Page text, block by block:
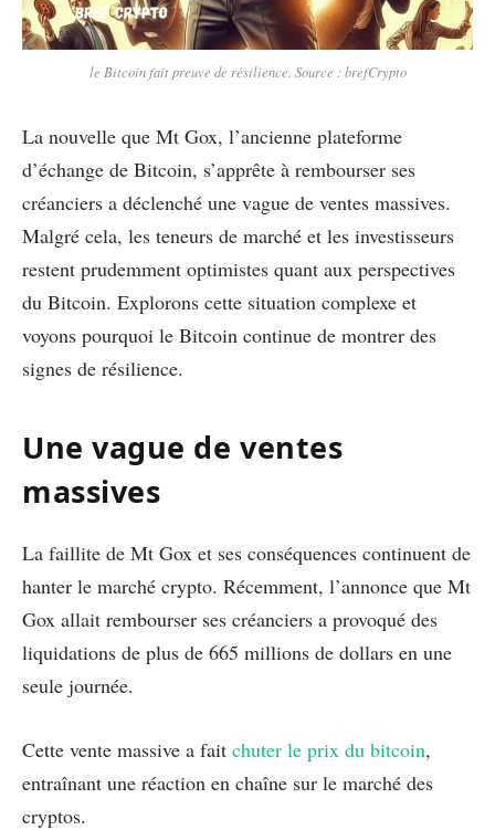
le Bitcoin fait preuve de résilience. Source : brefCrypto
La nouvelle que Mt Gox, l’ancienne plateforme
d’échange de Bitcoin, s’apprête à rembourser ses
créanciers a déclenché une vague de ventes massives.
Malgré cela, les teneurs de marché et les investisseurs
restent prudemment optimistes quant aux perspectives
du Bitcoin. Explorons cette situation complexe et
voyons pourquoi le Bitcoin continue de montrer des
signes de résilience.
Une vague de ventes
massives
La faillite de Mt Gox et ses conséquences continuent de
hanter le marché crypto. Récemment, l’annonce que Mt
Gox allait rembourser ses créanciers a provoqué des
liquidations de plus de 665 millions de dollars en une
seule journée.
Cette vente massive a fait chuter le prix du bitcoin,
entraînant une réaction en chaîne sur le marché des
cryptos.